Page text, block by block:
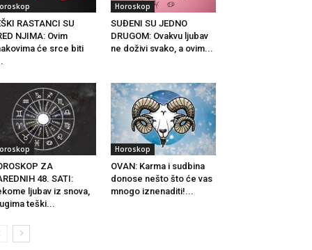
RASTANCI SU
NJIMA: Ovim
će srce biti
Horoskop
SUĐENI SU JEDNO
DRUGOM: Ovakvu ljubav
ne doživi svako, a ovim...
ZA
48. SATI:
ljubav iz snova,
teški...
Horoskop
OVAN: Karma i sudbina
donose nešto što će vas
mnogo iznenaditi!...